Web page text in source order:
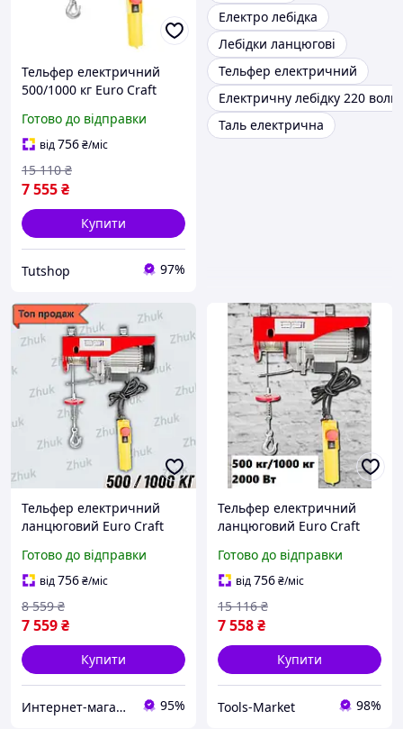
Тельфер електричний
500/1000 кг Euro Craft
канатна 2000 Вт
Електролебідка
Готово до відправки
від756₴/міс
7 555₴
15 110 ₴
Купити
Tutshop 97%
Електро лебідка
Лебідки ланцюгові
Тельфер електричний
Електричну лебідку 220 вольт
Таль електрична
Тельфер електричний
ланцюговий Euro Craft
канатна Електротельфер
Zhuk1
Готово до відправки
від756₴/міс
7 559₴
8 559 ₴
Купити
Интернет-магазин Zhuk 95%
Тельфер електричний
ланцюговий Euro Craft
канатна Електротельфер
Готово до відправки
від756₴/міс
7 558₴
15 116 ₴
Купити
Tools-Market 98%